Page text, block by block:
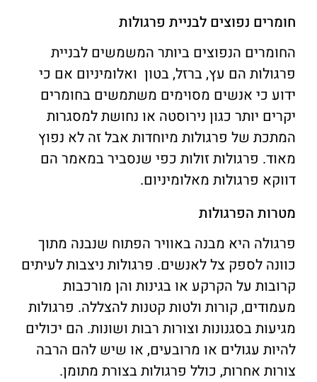
חומרים נפוצים לבניית פרגולות
החומרים הנפוצים ביותר המשמשים לבניית
פרגולות הם עץ, ברזל, בטון ואלומיניום אם כי
ידוע כי אנשים מסוימים משתמשים בחומרים
יקרים יותר כגון נירוסטה או נחושת למסגרות
המתכת של פרגולות מיוחדות אבל זה לא נפוץ
מאוד. פרגולות זולות כפי שנסביר במאמר הם
דווקא פרגולות מאלומיניום.
מטרות הפרגולות
פרגולה היא מבנה באוויר הפתוח שנבנה מתוך
כוונה לספק צל לאנשים. פרגולות ניצבות לעיתים
קרובות על הקרקע או בגינות והן מורכבות
מעמודים, קורות ולטות קטנות להצללה. פרגולות
מגיעות בסגנונות וצורות רבות ושונות. הם יכולים
להיות עגולים או מרובעים, או שיש להם הרבה
צורות אחרות, כולל פרגולות בצורת מתומן.